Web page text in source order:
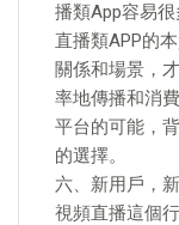
播類App容易很
直播類APP的
關係和場景，
率地傳播和消
平台的可能，
的選擇。
六、新用戶，
視頻直播這個